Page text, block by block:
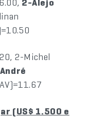
2-Michel
(US$ 1.500 e